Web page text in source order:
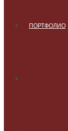
ПОРТФОЛИО